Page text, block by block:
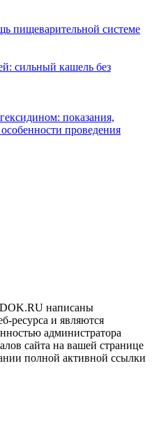
пищеварительной системе
сильный кашель без
показания,
проведения
написаны
ресурса и являются
администратора
сайта на вашей странице
полной активной ссылки